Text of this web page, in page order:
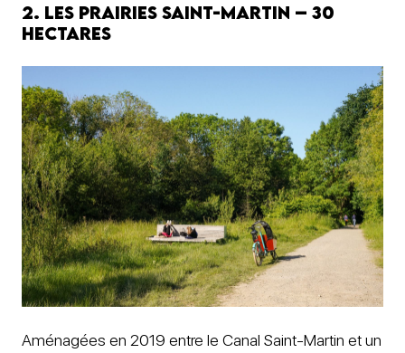
2. Les Prairies Saint-Martin – 30
hectares
Aménagées en 2019 entre le Canal Saint-Martin et un